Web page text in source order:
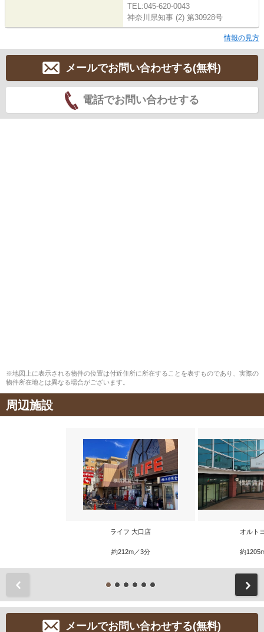
TEL:045-620-0043
神奈川県知事 (2) 第30928号
情報の見方
メールでお問い合わせする(無料)
電話でお問い合わせする
※地図上に表示される物件の位置は付近住所に所在することを表すものであり、実際の
物件所在地とは異なる場合がございます。
周辺施設
ライフ 大口店
約212m／3分
オルト
約
メールでお問い合わせする(無料)